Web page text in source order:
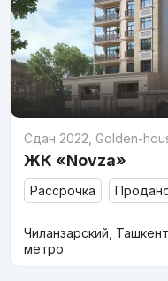
Сдан 2022 Golden-
ЖК «Novza»
Рассрочка
Чиланзарский,
метро